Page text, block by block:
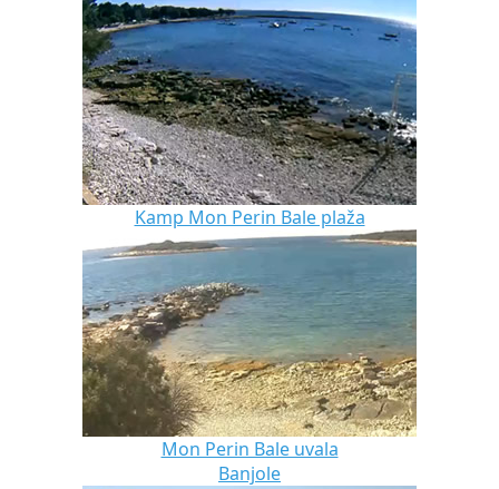
Kamp Mon Perin Bale plaža
Mon Perin Bale uvala
Banjole